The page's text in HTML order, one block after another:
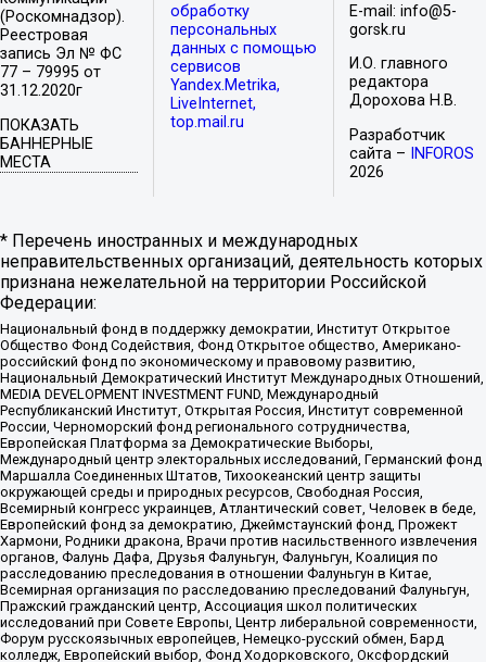
(Роскомнадзор).
Реестровая
запись Эл № ФС
77 – 79995 от
31.12.2020г
ПОКАЗАТЬ
БАННЕРНЫЕ
МЕСТА
обработку
персональных
данных с помощью
сервисов
Yandex.Metrika,
LiveInternet,
top.mail.ru
E-mail: info@5-
gorsk.ru
И.О. главного
редактора
Дорохова Н.В.
Разработчик
сайта –
INFOROS
2026
* Перечень иностранных и международных
неправительственных организаций, деятельность которых
признана нежелательной на территории Российской
Федерации:
Национальный фонд в поддержку демократии, Институт Открытое
Общество Фонд Содействия, Фонд Открытое общество, Американо-
российский фонд по экономическому и правовому развитию,
Национальный Демократический Институт Международных Отношений,
MEDIA DEVELOPMENT INVESTMENT FUND, Международный
Республиканский Институт, Открытая Россия, Институт современной
России, Черноморский фонд регионального сотрудничества,
Европейская Платформа за Демократические Выборы,
Международный центр электоральных исследований, Германский фонд
Маршалла Соединенных Штатов, Тихоокеанский центр защиты
окружающей среды и природных ресурсов, Свободная Россия,
Всемирный конгресс украинцев, Атлантический совет, Человек в беде,
Европейский фонд за демократию, Джеймстаунский фонд, Прожект
Хармони, Родники дракона, Врачи против насильственного извлечения
органов, Фалунь Дафа, Друзья Фалуньгун, Фалуньгун, Коалиция по
расследованию преследования в отношении Фалуньгун в Китае,
Всемирная организация по расследованию преследований Фалуньгун,
Пражский гражданский центр, Ассоциация школ политических
исследований при Совете Европы, Центр либеральной современности,
Форум русскоязычных европейцев, Немецко-русский обмен, Бард
колледж, Европейский выбор, Фонд Ходорковского, Оксфордский